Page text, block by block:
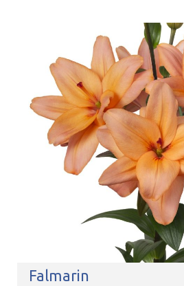
Falmarin